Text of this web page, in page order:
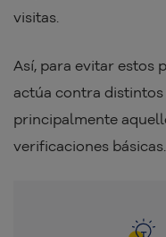
visitas.
Así, para evitar estos
actúa contra
principalmente
verificaciones básicas.